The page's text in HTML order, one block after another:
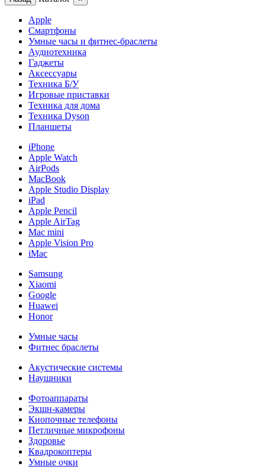
Apple
Смартфоны
Умные часы и фитнес-браслеты
Аудиотехника
Гаджеты
Аксессуары
Техника Б/У
Игровые приставки
Техника для дома
Техника Dyson
Планшеты
iPhone
Apple Watch
AirPods
MacBook
Apple Studio Display
iPad
Apple Pencil
Apple AirTag
Mac mini
Apple Vision Pro
iMac
Samsung
Xiaomi
Google
Huawei
Honor
Умные часы
Фитнес браслеты
Акустические системы
Наушники
Фотоаппараты
Экшн-камеры
Кнопочные телефоны
Петличные микрофоны
Здоровье
Квадрокоптеры
Умные очки